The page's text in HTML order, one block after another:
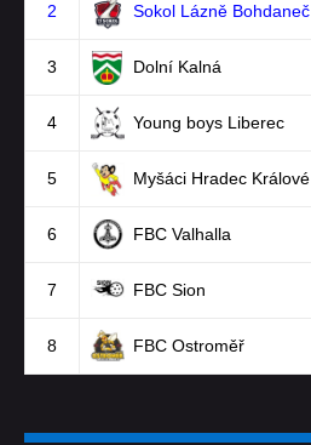
2 Sokol Lázně Bohdaneč
3 Dolní Kalná
4 Young boys Liberec
5 Myšáci Hradec Králové
6 FBC Valhalla
7 FBC Sion
8 FBC Ostroměř